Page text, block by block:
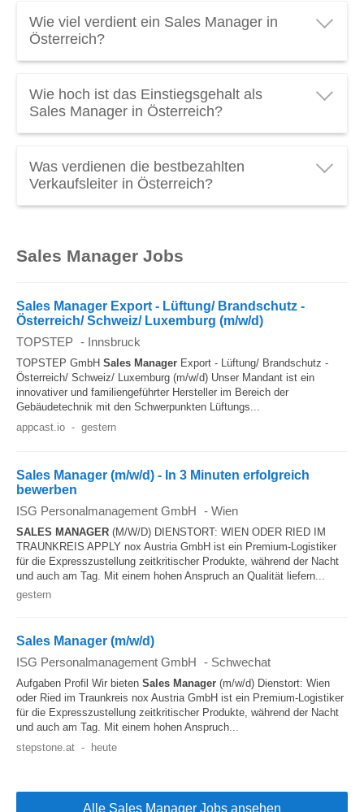
Wie viel verdient ein Sales Manager in
Österreich?
durchschnittlich€ 62.970 brutto pro Jahr
€ 4.500 brutto pro Monat. Verdienen Sie als Sales
Gehalt
mal genauer an! (Stand 2026).
Wie hoch ist das Einstiegsgehalt als
Sales Manager in Österreich?
Verkaufsleiterin Österreich liegt bei€ 44.000 brutto
pro Jahr.
Was verdienen die bestbezahlten
Verkaufsleiter in Österreich?
Spitzengehälter in diesen Beruf entdecken: Sales
am meisten.
Sales Manager Jobs
Sales Manager Export - Lüftung/ Brandschutz -
Österreich/ Schweiz/ Luxemburg (m/w/d)
TOPSTEP - Innsbruck
TOPSTEP GmbH Sales Manager Export - Lüftung/ Brandschutz -
Österreich/ Schweiz/ Luxemburg (m/w/d) Unser Mandant ist ein
innovativer und familiengeführter Hersteller im Bereich der
Gebäudetechnik mit den Schwerpunkten Lüftungs...
appcast.io - gestern
Sales Manager (m/w/d) - In 3 Minuten erfolgreich
bewerben
ISG Personalmanagement GmbH - Wien
SALES MANAGER (M/W/D) DIENSTORT: WIEN ODER RIED IM
TRAUNKREIS APPLY nox Austria GmbH ist ein Premium-Logistiker
für die Expresszustellung zeitkritischer Produkte, während der Nacht
und auch am Tag. Mit einem hohen Anspruch an Qualität liefern...
gestern
Sales Manager (m/w/d)
ISG Personalmanagement GmbH - Schwechat
Aufgaben Profil Wir bieten Sales Manager (m/w/d) Dienstort: Wien
oder Ried im Traunkreis nox Austria GmbH ist ein Premium-Logistiker
für die Expresszustellung zeitkritischer Produkte, während der Nacht
und auch am Tag. Mit einem hohen Anspruch...
stepstone.at - heute
Alle Sales Manager Jobs ansehen